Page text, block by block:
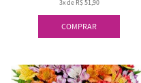
COMPRAR
3x de R$ 51,90